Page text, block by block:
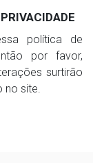
política de
por favor,
surtirão
no site.